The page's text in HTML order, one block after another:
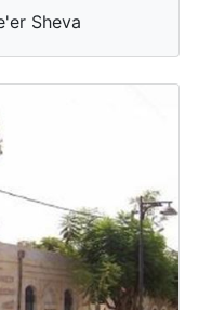
Sheva